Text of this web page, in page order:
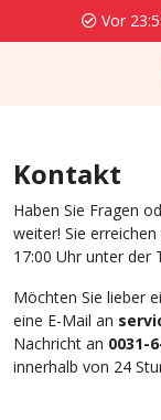
Vor
Kontakt
Haben Sie Fragen
weiter! Sie
17:00 Uhr unter der
Möchten Sie lieber
eine E-Mail an
Nachricht an 0031-
innerhalb von 24